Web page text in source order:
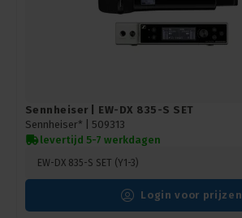
Sennheiser | EW-DX 835-S SET
Sennheiser* | 509313
levertijd 5-7 werkdagen
EW-DX 835-S SET (Y1-3)
Login voor prijzen